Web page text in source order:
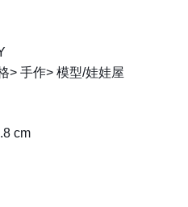
> 手作> 模型/娃娃屋
cm